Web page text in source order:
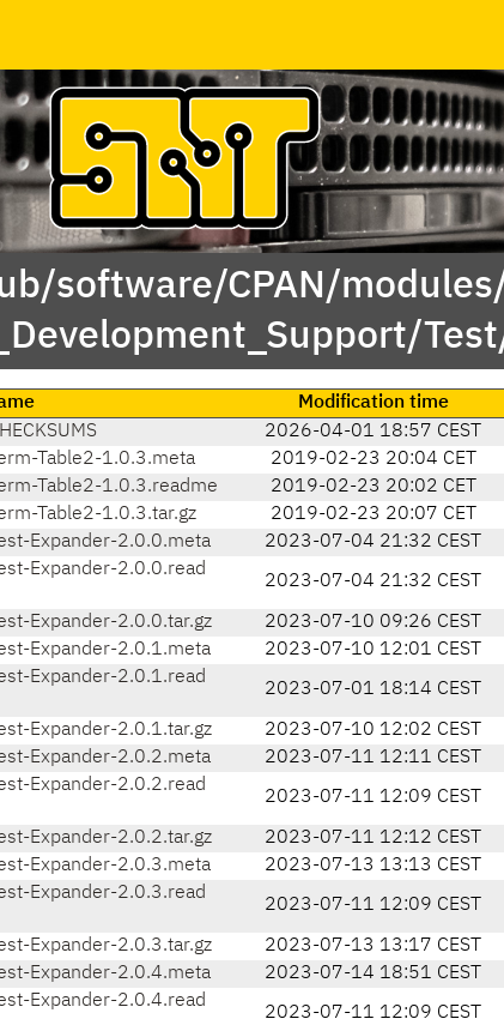
software/CPAN/
Modification time
2026-04-01 18:57 CEST
Table2-1.0.3.meta
2019-02-23 20:04 CET
Table2-1.0.3.readme
2019-02-23 20:02 CET
Table2-1.0.3.tar.gz
2019-02-23 20:07 CET
Expander-2.0.0.meta
2023-07-04 21:32 CEST
Expander-2.0.0.read
2023-07-04 21:32 CEST
Expander-2.0.0.tar.gz 2023-07-10 09:26 CEST
Expander-2.0.1.meta
2023-07-10 12:01 CEST
Expander-2.0.1.read
2023-07-01 18:14 CEST
Expander-2.0.1.tar.gz 2023-07-10 12:02 CEST
Expander-2.0.2.meta
2023-07-11 12:11 CEST
Expander-2.0.2.read
2023-07-11 12:09 CEST
Expander-2.0.2.tar.gz 2023-07-11 12:12 CEST
Expander-2.0.3.meta
2023-07-13 13:13 CEST
Expander-2.0.3.read
2023-07-11 12:09 CEST
Expander-2.0.3.tar.gz 2023-07-13 13:17 CEST
Expander-2.0.4.meta
2023-07-14 18:51 CEST
Expander-2.0.4.read
2023-07-11 12:09 CEST